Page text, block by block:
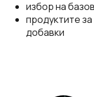
избор на
продуктите
добавки